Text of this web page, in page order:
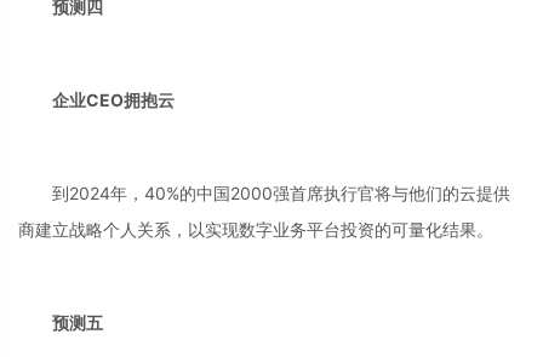
预测四
企业CEO拥抱云
到2024年，40%的中国2000强首席执行官将与他们的云提供
商建立战略个人关系，以实现数字业务平台投资的可量化结果。
预测五